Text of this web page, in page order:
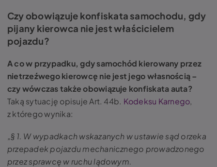
Czy obowiązuje konfiskata samochodu, gdy
pijany kierowca nie jest właścicielem
pojazdu?
A co w przypadku, gdy samochód kierowany przez
nietrzeźwego kierowcę nie jest jego własnością –
czy wówczas także obowiązuje konfiskata auta?
Taką sytuację opisuje Art. 44b. Kodeksu Karnego,
z którego wynika:
„§ 1. W wypadkach wskazanych w ustawie sąd orzeka
przepadek pojazdu mechanicznego prowadzonego
przez sprawcę w ruchu lądowym.